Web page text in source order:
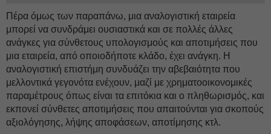
Πέρα όμως των παραπάνω, μια αναλογιστική εταιρεία
μπορεί να συνδράμει ουσιαστικά και σε πολλές άλλες
ανάγκες για σύνθετους υπολογισμούς και αποτιμήσεις που
μια εταιρεία, από οποιοδήποτε κλάδο, έχει ανάγκη. Η
αναλογιστική επιστήμη συνδυάζει την αβεβαιότητα που
μελλοντικά γεγονότα ενέχουν, μαζί με χρηματοοικονομικές
παραμέτρους όπως είναι τα επιτόκια και ο πληθωρισμός, και
εκπονεί σύνθετες αποτιμήσεις που απαιτούνται για σκοπούς
αξιολόγησης, λήψης αποφάσεων, αποτίμησης κτλ.